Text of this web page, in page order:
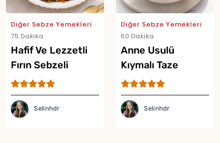
Diğer Sebze Yemekleri
75 Dakika
Hafif Ve Lezzetli
Fırın Sebzeli
Fasulye Tarifi
Selinhdr
Diğer Sebze Yemekleri
60 Dakika
Anne Usulü
Kıymalı Taze
Fasulye Tarifi
Selinhdr